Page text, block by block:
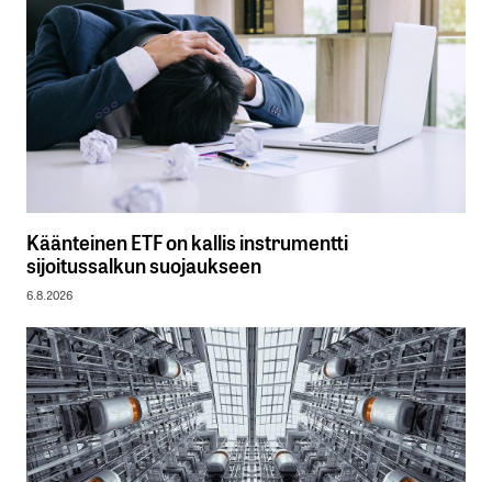
Käänteinen ETF on kallis instrumentti
sijoitussalkun suojaukseen
6.8.2026